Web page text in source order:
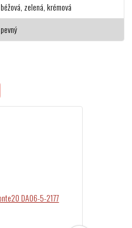
béžová, zelená, krémová
pevný